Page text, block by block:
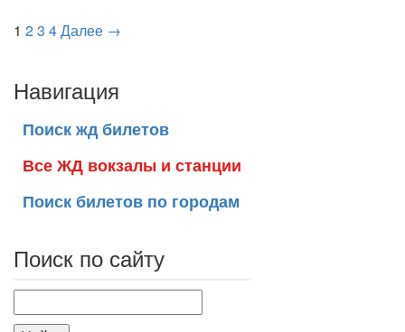
1 23 4Далее →
Навигация
Поиск жд билетов
Все ЖД вокзалы и станции
Поиск билетов по городам
Поиск по сайту